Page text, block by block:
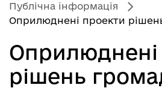
Публічна інформація
Оприлюднені проекти
Оприлюднені
рішень